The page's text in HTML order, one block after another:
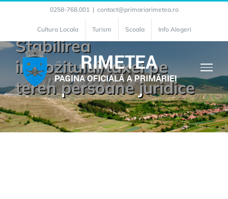
content
0258-768.001 | contact@primariarimetea.ro
Cultura Locala Turism Scoala Info Alegeri
Stabilirea
impozitului/taxei pe
teren persoane juridice